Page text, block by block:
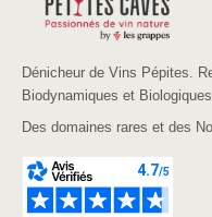
Dénicheur de Vins Pépites.
Biodynamiques et
Des domaines rares et des